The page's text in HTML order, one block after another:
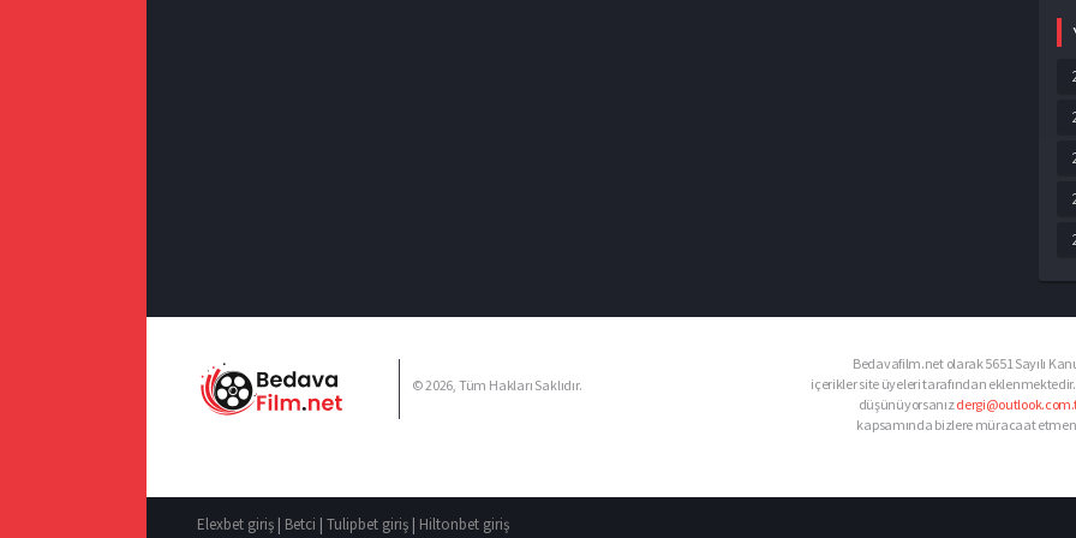
© 2026, Tüm Hakları Saklıdır.
Bedavafilm.net olarak 5651 Sayılı
içerikler site üyeleri tarafından
düşünüyorsanız
kapsamında bizlere müracaat
Elexbet giriş | Betci | Tulipbet giriş | Hiltonbet giriş